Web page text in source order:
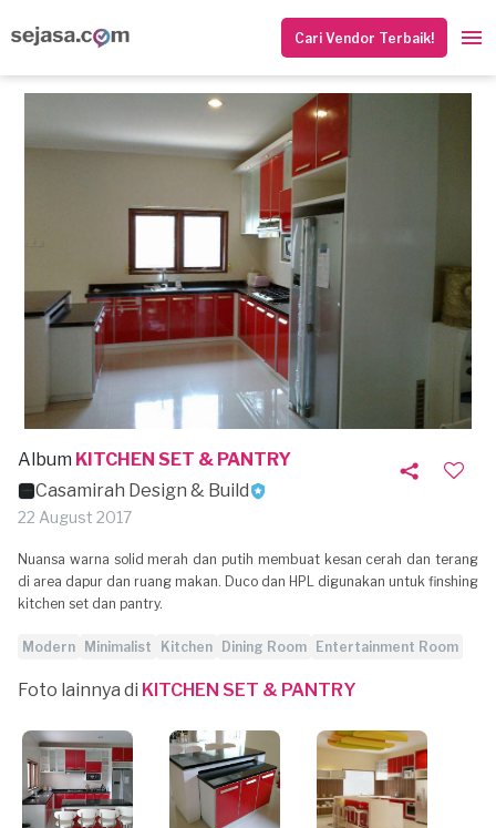
Cari Vendor Terbaik!
Album KITCHEN SET & PANTRY
Casamirah Design & Build
22 August 2017
Nuansa warna solid merah dan putih membuat kesan cerah dan terang
di area dapur dan ruang makan. Duco dan HPL digunakan untuk finshing
kitchen set dan pantry.
Modern Minimalist Kitchen Dining Room Entertainment Room
Foto lainnya di KITCHEN SET & PANTRY